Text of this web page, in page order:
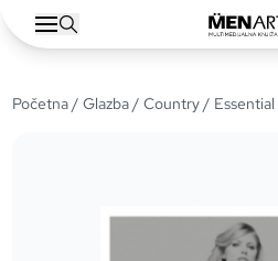
Početna/Glazba/Country/